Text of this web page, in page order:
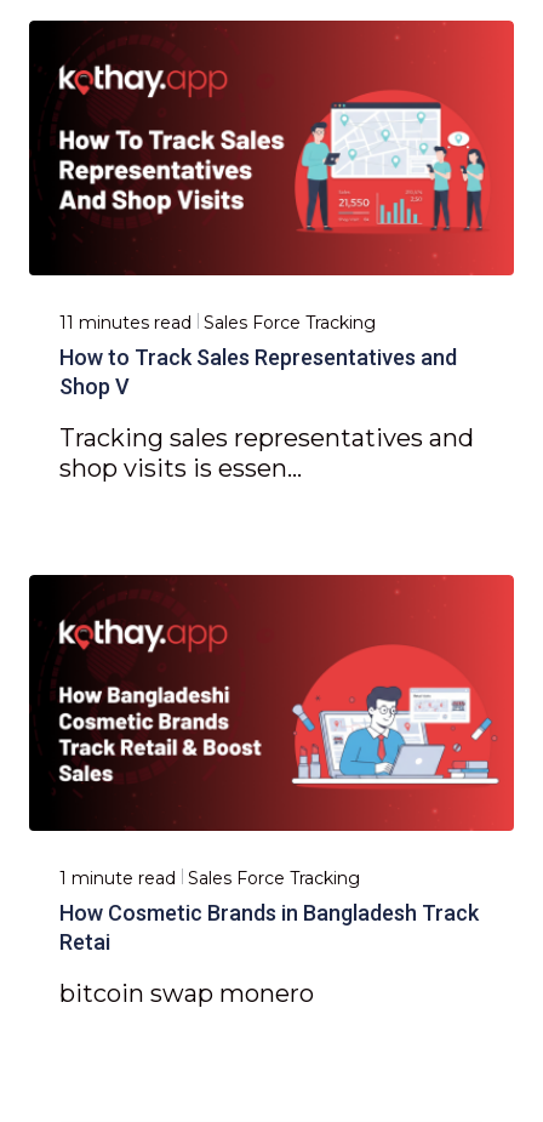
11 minutes read Sales Force Tracking
How to Track Sales Representatives and
Shop V
Tracking sales representatives and
shop visits is essen...
1 minute read Sales Force Tracking
How Cosmetic Brands in Bangladesh Track
Retai
bitcoin swap monero